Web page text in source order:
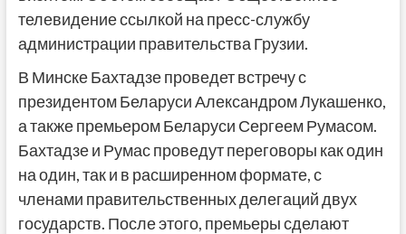
телевидение ссылкой на пресс-службу
администрации правительства Грузии.
В Минске Бахтадзе проведет встречу с
президентом Беларуси Александром Лукашенко,
а также премьером Беларуси Сергеем Румасом.
Бахтадзе и Румас проведут переговоры как один
на один, так и в расширенном формате, с
членами правительственных делегаций двух
государств. После этого, премьеры сделают